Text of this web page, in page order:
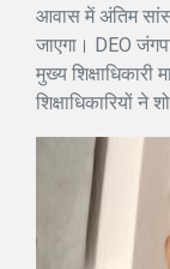
आवास में अंतिम
जाएगा। DEO
मुख्य शिक्षाधिकारी
शिक्षाधिकारियों ने